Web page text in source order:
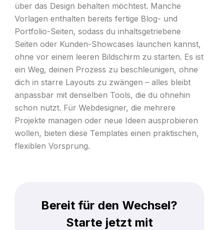
über das Design behalten möchtest. Manche
Vorlagen enthalten bereits fertige Blog- und
Portfolio-Seiten, sodass du inhaltsgetriebene
Seiten oder Kunden-Showcases launchen kannst,
ohne vor einem leeren Bildschirm zu starten. Es ist
ein Weg, deinen Prozess zu beschleunigen, ohne
dich in starre Layouts zu zwängen – alles bleibt
anpassbar mit denselben Tools, die du ohnehin
schon nutzt. Für Webdesigner, die mehrere
Projekte managen oder neue Ideen ausprobieren
wollen, bieten diese Templates einen praktischen,
flexiblen Vorsprung.
Bereit für den Wechsel?
Starte jetzt mit